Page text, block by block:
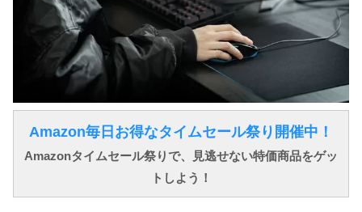
Amazon毎日お得なタイムセール祭り開催中！
Amazonタイムセール祭りで、見逃せない特価商品をゲッ
トしよう！